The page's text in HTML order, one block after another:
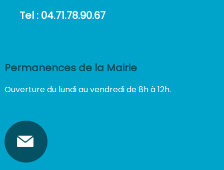
Tel : 04.71.78.90.67
Permanences de la Mairie
Ouverture du lundi au vendredi de 8h à 12h.